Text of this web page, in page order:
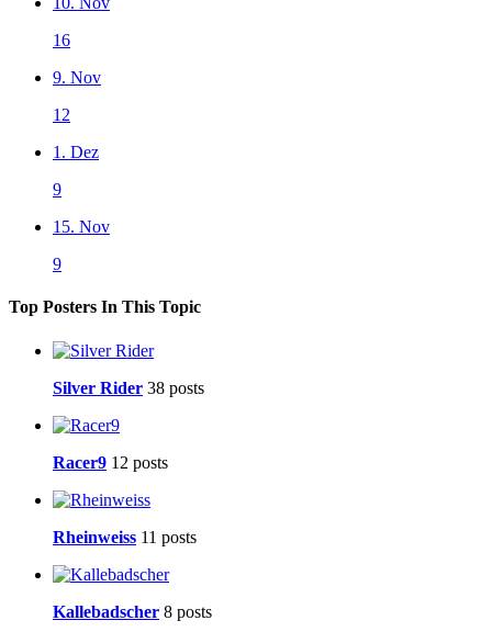
16
9. Nov
12
1. Dez
9
15. Nov
9
Top Posters In This Topic
Silver Rider 38 posts
Racer9 12 posts
Rheinweiss 11 posts
Kallebadscher 8 posts